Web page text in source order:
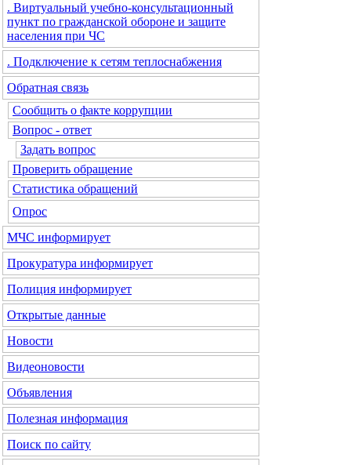
. Виртуальный учебно-консультационный
пункт по гражданской обороне и защите
населения при ЧС
. Подключение к сетям теплоснабжения
Обратная связь
Сообщить о факте коррупции
Вопрос - ответ
Задать вопрос
Проверить обращение
Статистика обращений
Опрос
МЧС информирует
Прокуратура информирует
Полиция информирует
Открытые данные
Новости
Видеоновости
Объявления
Полезная информация
Поиск по сайту